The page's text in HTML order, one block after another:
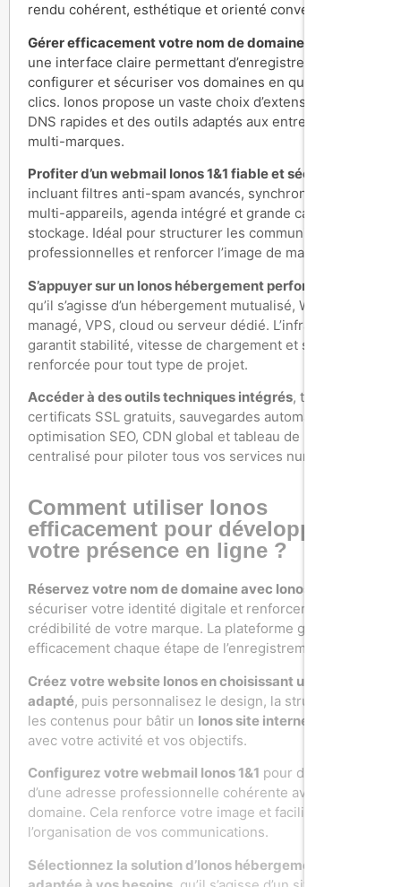
rendu cohérent, esthétique et orienté conversion.
Gérer efficacement votre nom de domaine
une interface claire permettant d’enregistrer,
configurer et sécuriser vos domaines en quelques
clics. Ionos propose un vaste choix d’extensions, des
DNS rapides et des outils adaptés aux entreprises
multi-marques.
Profiter d’un webmail Ionos 1&1 fiable et sécurisé
incluant filtres anti-spam avancés, synchronisation
multi-appareils, agenda intégré et grande capacité de
stockage. Idéal pour structurer les communications
professionnelles et renforcer l’image de marque.
S’appuyer sur un Ionos hébergement performant
qu’il s’agisse d’un hébergement mutualisé, WordPress
managé, VPS, cloud ou serveur dédié. L’infrastructure
garantit stabilité, vitesse de chargement et sécurité
renforcée pour tout type de projet.
Accéder à des outils techniques intégrés, tels que
certificats SSL gratuits, sauvegardes automatiques,
optimisation SEO, CDN global et tableau de bord
centralisé pour piloter tous vos services numériques.
Comment utiliser Ionos
efficacement pour développer
votre présence en ligne ?
Réservez votre nom de domaine avec Ionos
sécuriser votre identité digitale et renforcer la
crédibilité de votre marque. La plateforme guide
efficacement chaque étape de l’enregistrement.
Créez votre website Ionos en choisissant un modèle
adapté, puis personnalisez le design, la structure et
les contenus pour bâtir un Ionos site internet
avec votre activité et vos objectifs.
Configurez votre webmail Ionos 1&1 pour disposer
d’une adresse professionnelle cohérente avec votre
domaine. Cela renforce votre image et facilite
l’organisation de vos communications.
Sélectionnez la solution d’Ionos hébergement la plus